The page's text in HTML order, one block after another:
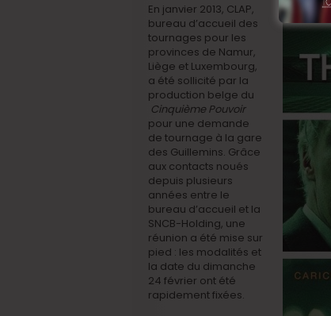
En janvier 2013, CLAP,
bureau d’accueil des
tournages pour les
provinces de Namur,
Liège et Luxembourg,
a été sollicité par la
production belge du
Cinquième Pouvoir
pour une demande
de tournage à la gare
des Guillemins. Grâce
aux contacts noués
depuis plusieurs
années entre le
bureau d’accueil et la
SNCB-Holding, une
réunion a été mise sur
pied : les modalités et
la date du dimanche
24 février ont été
rapidement fixées.